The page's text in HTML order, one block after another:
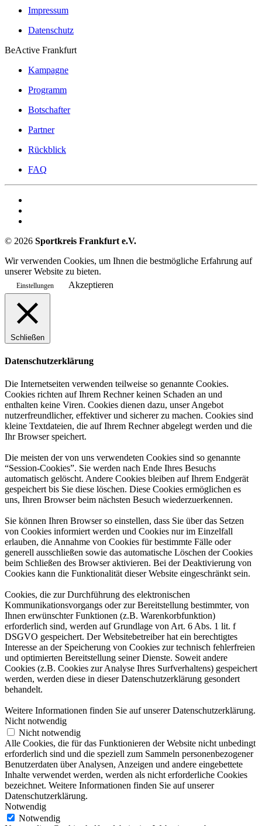
Impressum
Datenschutz
BeActive Frankfurt
Kampagne
Programm
Botschafter
Partner
Rückblick
FAQ
© 2026 Sportkreis Frankfurt e.V.
Wir verwenden Cookies, um Ihnen die bestmögliche Erfahrung auf
unserer Website zu bieten.
Einstellungen Akzeptieren
Schließen
Datenschutzerklärung
Die Internetseiten verwenden teilweise so genannte Cookies.
Cookies richten auf Ihrem Rechner keinen Schaden an und
enthalten keine Viren. Cookies dienen dazu, unser Angebot
nutzerfreundlicher, effektiver und sicherer zu machen. Cookies sind
kleine Textdateien, die auf Ihrem Rechner abgelegt werden und die
Ihr Browser speichert.
Die meisten der von uns verwendeten Cookies sind so genannte
“Session-Cookies”. Sie werden nach Ende Ihres Besuchs
automatisch gelöscht. Andere Cookies bleiben auf Ihrem Endgerät
gespeichert bis Sie diese löschen. Diese Cookies ermöglichen es
uns, Ihren Browser beim nächsten Besuch wiederzuerkennen.
Sie können Ihren Browser so einstellen, dass Sie über das Setzen
von Cookies informiert werden und Cookies nur im Einzelfall
erlauben, die Annahme von Cookies für bestimmte Fälle oder
generell ausschließen sowie das automatische Löschen der Cookies
beim Schließen des Browser aktivieren. Bei der Deaktivierung von
Cookies kann die Funktionalität dieser Website eingeschränkt sein.
Cookies, die zur Durchführung des elektronischen
Kommunikationsvorgangs oder zur Bereitstellung bestimmter, von
Ihnen erwünschter Funktionen (z.B. Warenkorbfunktion)
erforderlich sind, werden auf Grundlage von Art. 6 Abs. 1 lit. f
DSGVO gespeichert. Der Websitebetreiber hat ein berechtigtes
Interesse an der Speicherung von Cookies zur technisch fehlerfreien
und optimierten Bereitstellung seiner Dienste. Soweit andere
Cookies (z.B. Cookies zur Analyse Ihres Surfverhaltens) gespeichert
werden, werden diese in dieser Datenschutzerklärung gesondert
behandelt.
Weitere Informationen finden Sie auf unserer Datenschutzerklärung.
Nicht notwendig
Nicht notwendig
Alle Cookies, die für das Funktionieren der Website nicht unbedingt
erforderlich sind und die speziell zum Sammeln personenbezogener
Benutzerdaten über Analysen, Anzeigen und andere eingebettete
Inhalte verwendet werden, werden als nicht erforderliche Cookies
bezeichnet. Weitere Informationen finden Sie auf unserer
Datenschutzerklärung.
Notwendig
Notwendig